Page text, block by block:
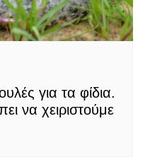
για τα φίδια.
να χειριστούμε